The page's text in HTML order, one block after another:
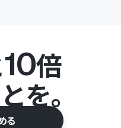
10倍
を。
る